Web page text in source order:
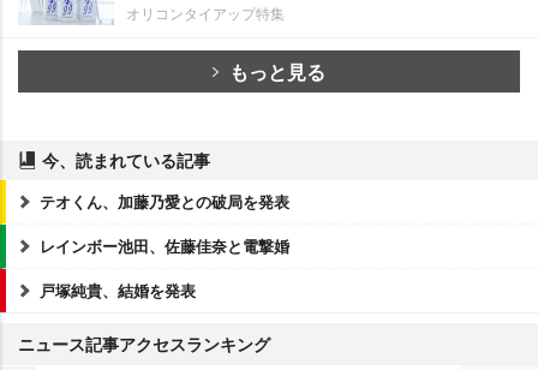
オリコンタイアップ特集
もっと見る
今、読まれている記事
テオくん、加藤乃愛との破局を発表
レインボー池田、佐藤佳奈と電撃婚
戸塚純貴、結婚を発表
ニュース記事アクセスランキング